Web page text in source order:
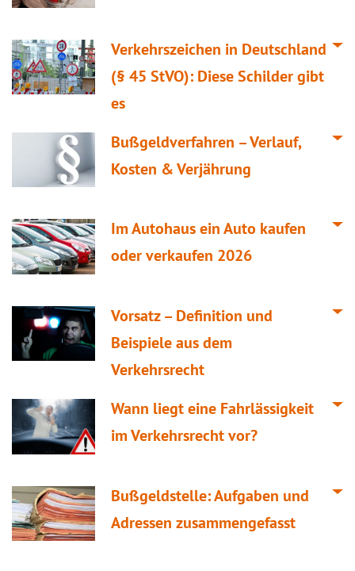
Verkehrszeichen in Deutschland
(§ 45 StVO): Diese Schilder gibt
es
Bußgeldverfahren – Verlauf,
Kosten & Verjährung
Im Autohaus ein Auto kaufen
oder verkaufen 2026
Vorsatz – Definition und
Beispiele aus dem
Verkehrsrecht
Wann liegt eine Fahrlässigkeit
im Verkehrsrecht vor?
Bußgeldstelle: Aufgaben und
Adressen zusammengefasst